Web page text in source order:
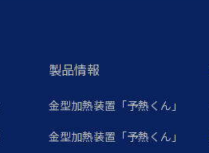
製品情報
金型加熱装置「予熱くん」
金型加熱装置「予熱くん」